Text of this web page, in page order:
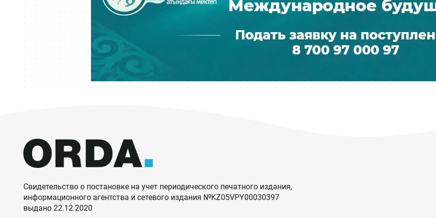
Свидетельство о постановке на учет периодического печатного издания,
информационного агентства и сетевого издания №KZ05VPY00030397
выдано 22.12.2020